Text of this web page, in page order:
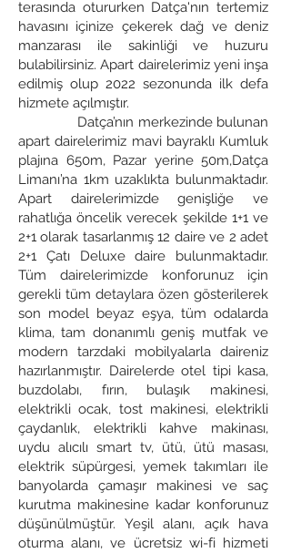
terasında otururken Datça'nın tertemiz
havasını içinize çekerek dağ ve deniz
manzarası ile sakinliği ve huzuru
bulabilirsiniz. Apart dairelerimiz yeni inşa
edilmiş olup 2022 sezonunda ilk defa
hizmete açılmıştır.
Datça’nın merkezinde bulunan
apart dairelerimiz mavi bayraklı Kumluk
plajına 650m, Pazar yerine 50m,Datça
Limanı’na 1km uzaklıkta bulunmaktadır.
Apart dairelerimizde genişliğe ve
rahatlığa öncelik verecek şekilde 1+1 ve
2+1 olarak tasarlanmış 12 daire ve 2 adet
2+1 Çatı Deluxe daire bulunmaktadır.
Tüm dairelerimizde konforunuz için
gerekli tüm detaylara özen gösterilerek
son model beyaz eşya, tüm odalarda
klima, tam donanımlı geniş mutfak ve
modern tarzdaki mobilyalarla daireniz
hazırlanmıştır. Dairelerde otel tipi kasa,
buzdolabı, fırın, bulaşık makinesi,
elektrikli ocak, tost makinesi, elektrikli
çaydanlık, elektrikli kahve makinası,
uydu alıcılı smart tv, ütü, ütü masası,
elektrik süpürgesi, yemek takımları ile
banyolarda çamaşır makinesi ve saç
kurutma makinesine kadar konforunuz
düşünülmüştür. Yeşil alanı, açık hava
oturma alanı, ve ücretsiz wi-fi hizmeti